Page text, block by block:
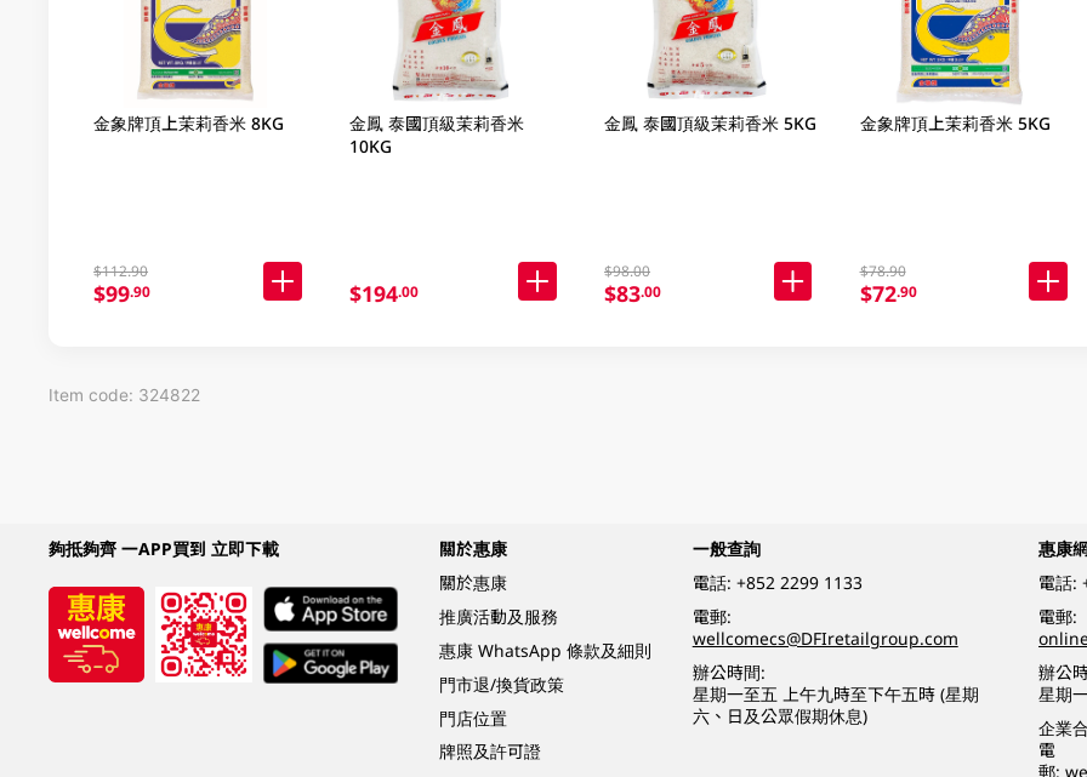
金象牌頂上茉莉香米 8KG
$112.90
$99.90
金鳳 泰國頂級茉莉香米
10KG
$194.00
金鳳 泰國頂級茉莉香米 5KG
$98.00
$83.00
金象牌頂上茉莉香米 5KG
$78.90
$72.90
Item code: 324822
夠抵夠齊 一APP買到 立即下載
關於惠康
關於惠康
推廣活動及服務
惠康 WhatsApp 條款及細則
門市退/換貨政策
門店位置
牌照及許可證
一般查詢
電話: +852 2299 1133
電郵:
wellcomecs@DFIretailgroup.com
辦公時間:
星期一至五 上午九時至下午五時 (星期
六、日及公眾假期休息)
惠康
電話:
電郵:
辦公
星期
企業
電
郵: